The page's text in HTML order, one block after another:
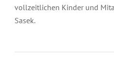
vollzeitlichen Kinder und
Sasek.
Flyer: